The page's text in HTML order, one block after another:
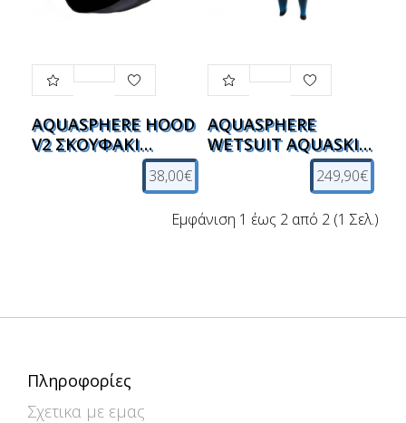
AQUASPHERE HOOD
V2 ΣΚΟΥΦΑΚΙ
38,00€
AQUASPHERE
WETSUIT AQUASKIN
FULL V3 ΣΤΟΛΗ
ΚΟΛΥΜΒΗΣΗΣ249,90€
Εμφάνιση 1 έως 2 από 2 (1 Σελ.)
Πληροφορίες
Σχετικα με εμας